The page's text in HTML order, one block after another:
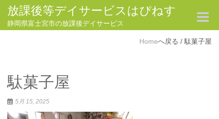
放課後等デイサービスはぴねす
静岡県富士宮市の放課後デイサービス
Toggle
Home / 駄菓子屋
駄菓子屋
5月 15, 2025